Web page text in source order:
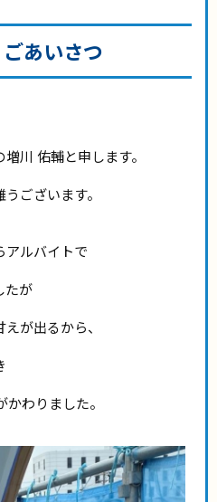
ごあいさつ
川 佑輔と申します。
ございます。
アルバイトで
たが
が出るから、
わりました。